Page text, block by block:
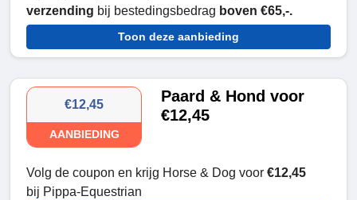
verzending bij bestedingsbedrag boven €65,-.
Toon deze aanbieding
€12,45
AANBIEDING
Paard & Hond voor
€12,45
Volg de coupon en krijg Horse & Dog voor €12,45
bij Pippa-Equestrian